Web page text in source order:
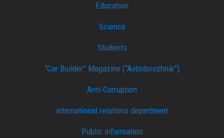
Education
Science
Students
“Car Builder” Magazine (“Avtodorozhnik”)
Anti-Corruption
international relations department
Public information